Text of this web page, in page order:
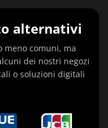
alternativi
meno comuni, ma
dei nostri negozi
o soluzioni digitali